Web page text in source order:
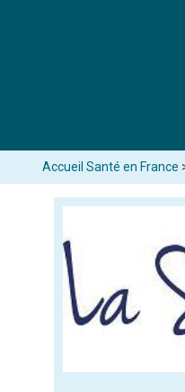
Accueil Santé en France